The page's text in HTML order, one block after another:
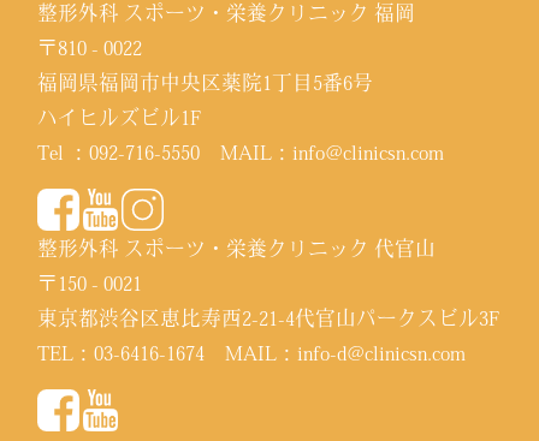
整形外科 スポーツ・栄養クリニック 福岡
〒810 - 0022
福岡県福岡市中央区薬院1丁目5番6号
ハイヒルズビル1F
Tel ：092-716-5550 MAIL：info@clinicsn.com
整形外科 スポーツ・栄養クリニック 代官山
〒150 - 0021
東京都渋谷区恵比寿西2-21-4代官山パークスビル3F
TEL：03-6416-1674 MAIL：info-d@clinicsn.com